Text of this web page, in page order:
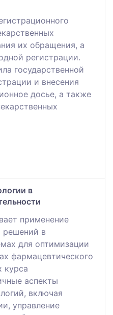
их обращения, а
регистрации.
государственной
и внесения
досье, а также
в
применение
решений в
для оптимизации
фармацевтического
курса
аспекты
включая
управление